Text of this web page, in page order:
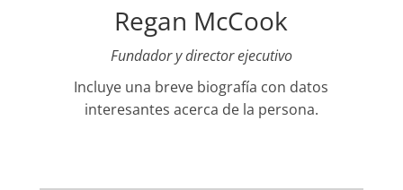
Regan McCook
Fundador y director ejecutivo
Incluye una breve biografía con datos
interesantes acerca de la persona.